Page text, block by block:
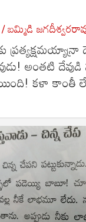
బ‌మ్మిడి
ప్రత్యక్షమయ్యాన్రా
అంతటి
కళా కాంతీ